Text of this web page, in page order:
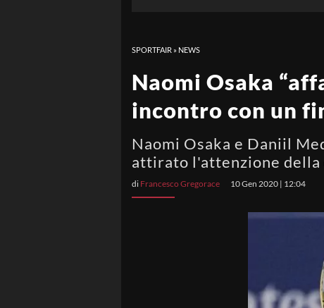
SPORTFAIR » NEWS
Naomi Osaka
incontro con un
Naomi Osaka e Daniil
attirato l'attenzione della
di Francesco Gregorace 10 Gen 2020 | 12:04